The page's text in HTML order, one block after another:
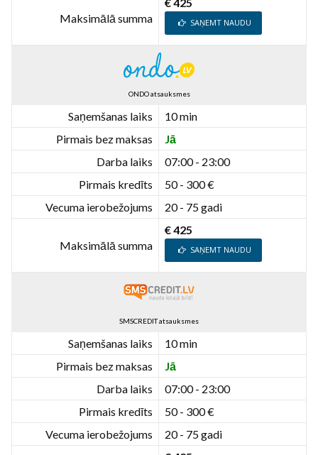
Maksimālā summa SAŅEMT NAUDU
ONDO atsauksmes
Saņemšanas laiks
10 min
Pirmais bez maksas
Jā
Darba laiks
07:00 - 23:00
Pirmais kredīts
50 - 300 €
Vecuma ierobežojums
20 - 75 gadi
Maksimālā summa
€ 425
SAŅEMT NAUDU
SMSCREDIT atsauksmes
Saņemšanas laiks
10 min
Pirmais bez maksas
Jā
Darba laiks
07:00 - 23:00
Pirmais kredīts
50 - 300 €
Vecuma ierobežojums
20 - 75 gadi